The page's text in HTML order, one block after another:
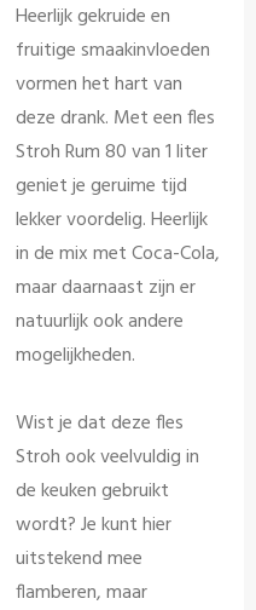
Heerlijk gekruide en
fruitige smaakinvloeden
vormen het hart van
deze drank. Met een fles
Stroh Rum 80 van 1 liter
geniet je geruime tijd
lekker voordelig. Heerlijk
in de mix met Coca-Cola,
maar daarnaast zijn er
natuurlijk ook andere
mogelijkheden.
Wist je dat deze fles
Stroh ook veelvuldig in
de keuken gebruikt
wordt? Je kunt hier
uitstekend mee
flamberen, maar